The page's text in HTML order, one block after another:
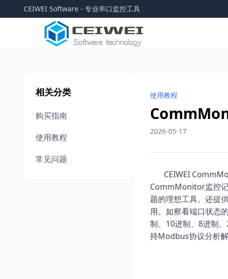
CEIWEI Software - 专业串口监控工具
相关分类
购买指南
使用教程
常见问题
使用教程
2026-05-17
CEIWEI
CommMonitor监控
题的理想工具。还提
用。如察看端口状态
制、 10进制、 8进制、
持Modbus协议分析